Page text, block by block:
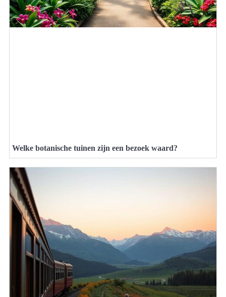
Welke botanische tuinen zijn een bezoek waard?